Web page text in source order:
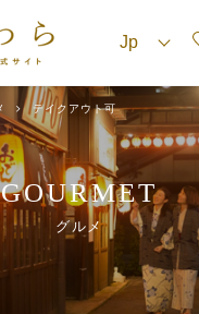
テイクアウト可
GOURMET
グルメ